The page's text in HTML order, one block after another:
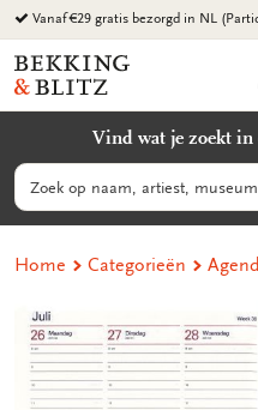
Ga
naar
content
Vanaf €29 gratis bezorgd in NL
Bekking
&
B.V.
Vind wat je zoekt in
Zoeken
Home Categorieën